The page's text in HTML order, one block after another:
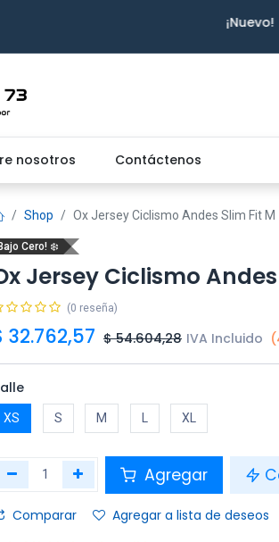
¡Nuevo!
nosotros Contáctenos
Shop Ox Jersey Ciclismo Andes Slim Fit M
Bajo Cero! ❄️
Jersey Ciclismo
(0 reseña)
32.762,57 $54.604,28 IVA Incluido
XS S M XL
Agregar
Comparar Agregar a lista de deseos